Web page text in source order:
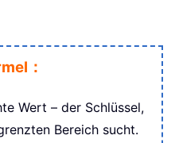
：
Wert – der Schlüssel,
Bereich sucht.